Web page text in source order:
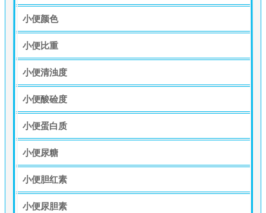
小便颜色
小便比重
小便清浊度
小便酸硷度
小便蛋白质
小便尿糖
小便胆红素
小便尿胆素